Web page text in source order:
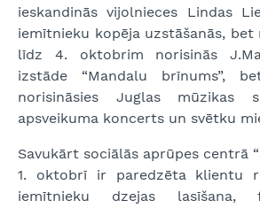
ieskandinās vijolnieces Lindas
iemītnieku kopēja uzstāšanās, bet
līdz 4. oktobrim norisinās
izstāde “Mandalu brīnums”,
norisināsies Juglas mūzikas
apsveikuma koncerts un svētku
Savukārt sociālās aprūpes centrā
1. oktobrī ir paredzēta klientu
iemītnieku dzejas lasīšana,